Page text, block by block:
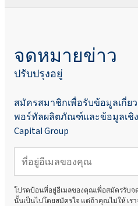
จดหมายข่าว
ปรับปรุงอยู่
สมัครสมาชิกเพื่อรับข้อมูลเกี่
พอร์ทัลผลิตภัณฑ์และข้อมูลเชิง
Capital Group
โปรดป้อนที่อยู่อีเมลของคุณเพื่อสมัครรับ
นั้นเป็นไปโดยสมัครใจ แต่ถ้าคุณไม่ให้ เ